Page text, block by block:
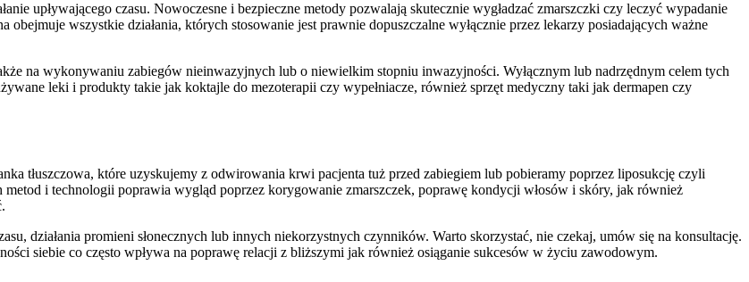
upływającego czasu. Nowoczesne i bezpieczne metody pozwalają skutecznie wygładzać zmarszczki czy leczyć wypadanie
wszystkie działania, których stosowanie jest prawnie dopuszczalne wyłącznie przez lekarzy posiadających ważne
na wykonywaniu zabiegów nieinwazyjnych lub o niewielkim stopniu inwazyjności. Wyłącznym lub nadrzędnym celem tych
leki i produkty takie jak koktajle do mezoterapii czy wypełniacze, również sprzęt medyczny taki jak dermapen czy
tłuszczowa, które uzyskujemy z odwirowania krwi pacjenta tuż przed zabiegiem lub pobieramy poprzez liposukcję czyli
i technologii poprawia wygląd poprzez korygowanie zmarszczek, poprawę kondycji włosów i skóry, jak również
działania promieni słonecznych lub innych niekorzystnych czynników. Warto skorzystać, nie czekaj, umów się na konsultację.
siebie co często wpływa na poprawę relacji z bliższymi jak również osiąganie sukcesów w życiu zawodowym.